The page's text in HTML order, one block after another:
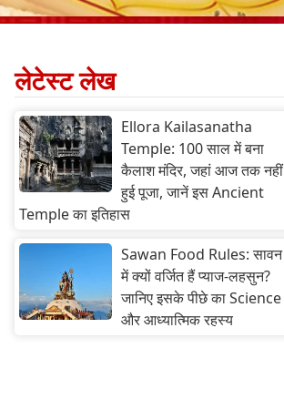
लेटेस्ट लेख
Ellora Kailasanatha
Temple: 100 साल में बना
कैलाश मंदिर, जहां आज तक नहीं
हुई पूजा, जानें इस Ancient
Temple का इतिहास
Sawan Food Rules: सावन
में क्यों वर्जित हैं प्याज-लहसुन?
जानिए इसके पीछे का Science
और आध्यात्मिक रहस्य